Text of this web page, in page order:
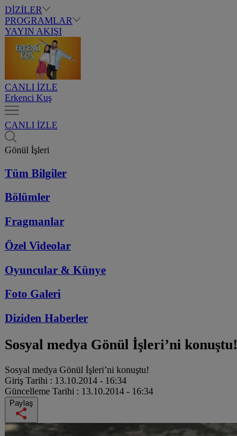
DİZİLER
PROGRAMLAR
YAYIN AKIŞI
CANLI İZLE
Erkenci Kuş
CANLI İZLE
Gönül İşleri
Tüm Bilgiler
Bölümler
Fragmanlar
Özel Videolar
Oyuncular & Künye
Foto Galeri
Diziden Haberler
Sosyal medya Gönül İşleri’ni konuştu!
Sosyal medya Gönül İşleri’ni konuştu!
Giriş Tarihi : 13.10.2014 - 16:34
Güncelleme Tarihi : 13.10.2014 - 16:34
Paylaş